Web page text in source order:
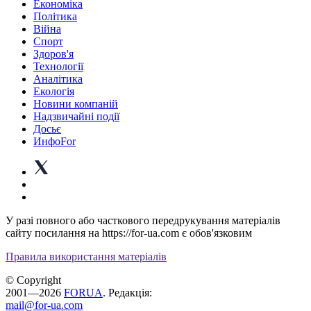
Економіка
Політика
Війна
Спорт
Здоров'я
Технології
Аналітика
Екологія
Новини компаній
Надзвичайні події
Досьє
ИнфоFor
У разі повного або часткового передрукування матеріалів
сайту посилання на https://for-ua.com є обов'язковим
Правила використання матеріалів
© Copyright
2001—2026 FORUA. Редакція:
mail@for-ua.com